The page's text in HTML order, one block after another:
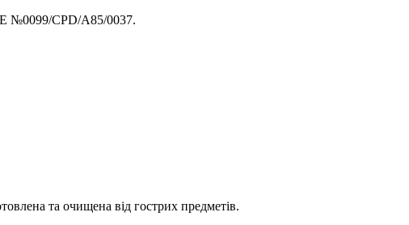
№0099/CPD/A85/0037.
та очищена від гострих предметів.